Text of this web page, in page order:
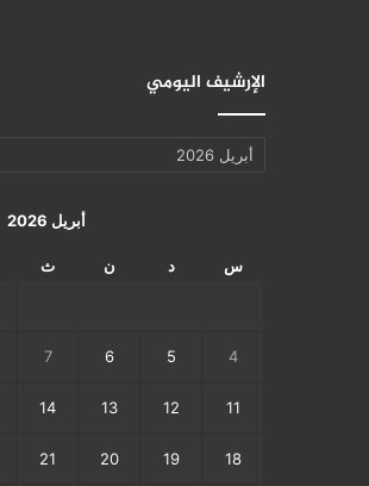
الإرشيف اليومي
الإرشيف
أبريل 2026
س د ن ث
4
5
6
7
11
12
13
14
18
19
20
21